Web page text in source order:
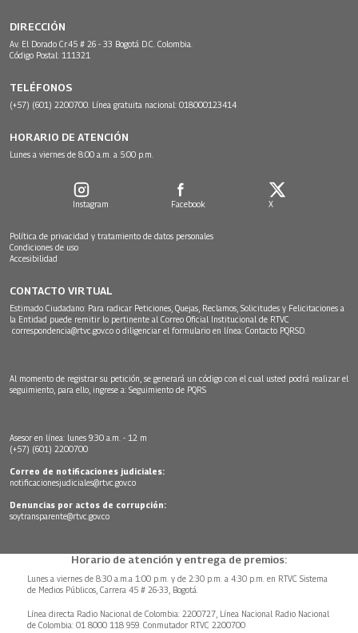
DIRECCIÓN
Av. El Dorado Cr.45 # 26 - 33 Bogotá D.C. Colombia.
Código Postal: 111321
TELÉFONOS
(+57) (601) 2200700. Línea gratuita nacional: 018000123414
HORARIO DE ATENCIÓN
Lunes a viernes de 8:00 a.m. a 5:00 p.m.
Instagram Facebook X
Política de privacidad y tratamiento de datos personales
Condiciones de uso
Accesibilidad
CONTACTO VIRTUAL
Estimado Ciudadano: Para radicar Peticiones, Quejas, Reclamos, Solicitudes y Felicitaciones a
la Entidad puede remitir lo pertinente al Correo Oficial Institucional de RTVC
correspondencia@rtvc.gov.co o diligenciar el formulario en línea: Contacto PQRSD.
Al momento de registrar su petición, se generará un código con el cual usted podrá realizar el
seguimiento, para ello, ingrese a: Seguimiento de PQRS
Asesor en línea: lunes 9:30 a.m. - 12 m
(+57) (601) 2200700
Correo de notificaciones judiciales:
notificacionesjudiciales@rtvc.gov.co
Denuncias por actos de corrupción:
soytransparente@rtvc.gov.co
Horario de atención y entrega de premios:
Lunes a viernes de 8:30 a.m.a 1:00 p.m. y de 2:30 p.m. a 4:30 p.m. en RTVC Sistema
de Medios Públicos, Carrera 45 # 26-33, Bogotá.
Línea directa Radio Nacional de Colombia: 2200727, Línea Nacional Radio Nacional
de Colombia: 01 8000 118 959. Conmutador RTVC 2200700